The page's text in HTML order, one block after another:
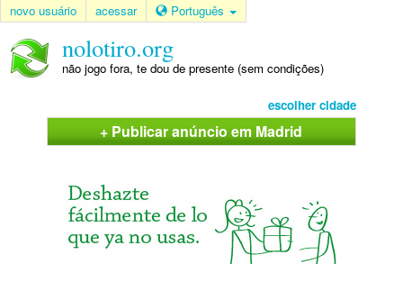
novo usuário acessar Português
nolotiro.org
não jogo fora, te dou de presente (sem condições)
escolher cidade
+ Publicar anúncio em Madrid